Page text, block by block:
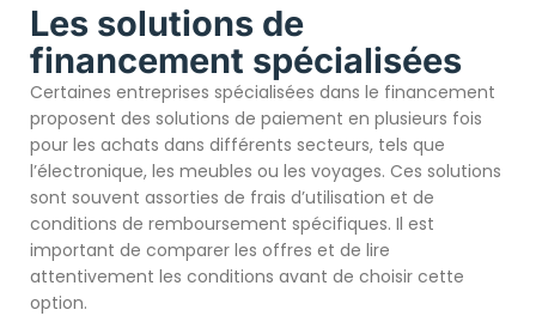
Les solutions de
financement spécialisées
Certaines entreprises spécialisées dans le financement
proposent des solutions de paiement en plusieurs fois
pour les achats dans différents secteurs, tels que
l’électronique, les meubles ou les voyages. Ces solutions
sont souvent assorties de frais d’utilisation et de
conditions de remboursement spécifiques. Il est
important de comparer les offres et de lire
attentivement les conditions avant de choisir cette
option.